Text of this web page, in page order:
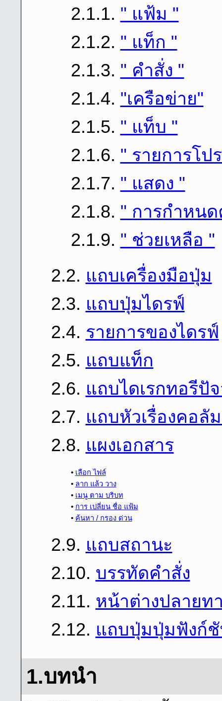
2.1.1. " แฟ้ม "
2.1.2. " แท็ก "
2.1.3. " คําสั่ง "
2.1.4. "เครือข่าย"
2.1.5. " แท็บ "
2.1.6. " รายการโป
2.1.7. " แสดง "
2.1.8. " การกําหน
2.1.9. " ช่วยเหลือ "
2.2. แถบเครื่องมือปุ่ม
2.3. แถบปุ่มไดรฟ์
2.4. รายการของไดรฟ์
2.5. แถบแท็ก
2.6. แถบไดเรกทอรีปั
2.7. แถบหัวเรื่องคอลั
2.8. แผงเอกสาร
• เลือก ไฟล์
• ลาก แล้ว วาง
• เมนู ตาม บริบท
• การ เปลี่ยน ชื่อ แฟ้ม
• ค้นหา / กรอง ด่วน
2.9. แถบสถานะ
2.10. บรรทัดคําสั่ง
2.11. หน้าต่างปลายท
2.12. แถบปุ่มปุ่มฟังก์
1.บทนํา